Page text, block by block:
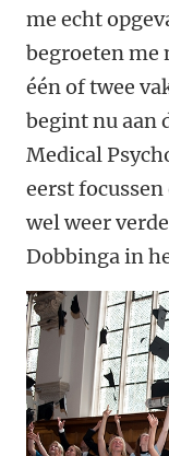
me echt
begroeten me
één of twee
begint nu aan
Medical
eerst
wel weer
Dobbinga in